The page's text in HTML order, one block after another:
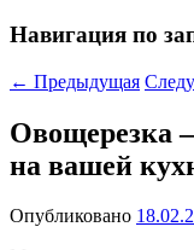
Навигация по
← Предыдущая
Овощерезка
на вашей
Опубликовано